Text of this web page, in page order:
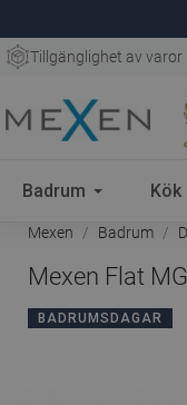
Tillgänglighet av varor
Badrum Kök
Mexen Badrum
Mexen Flat
BADRUMSDAGAR